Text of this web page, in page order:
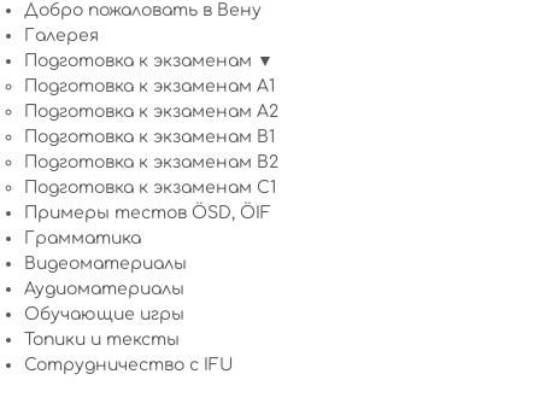
Добро пожаловать в Вену
Галерея
Подготовка к экзаменам ▼
Подготовка к экзаменам A1
Подготовка к экзаменам A2
Подготовка к экзаменам B1
Подготовка к экзаменам B2
Подготовка к экзаменам C1
Примеры тестов ÖSD, ÖIF
Грамматика
Видеоматериалы
Аудиоматериалы
Обучающие игры
Топики и тексты
Сотрудничество c IFU